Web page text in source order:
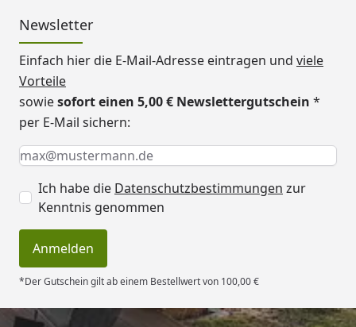
Newsletter
Einfach hier die E-Mail-Adresse eintragen und viele
Vorteile
sowiesofort einen 5,00 € Newslettergutschein *
per E-Mail sichern:
Keine Eingabe erforderlich
Eingabe erforderlich
E-Mail *
Ich habe die Datenschutzbestimmungen zur
Kenntnis genommen
Anmelden
*Der Gutschein gilt ab einem Bestellwert von 100,00 €